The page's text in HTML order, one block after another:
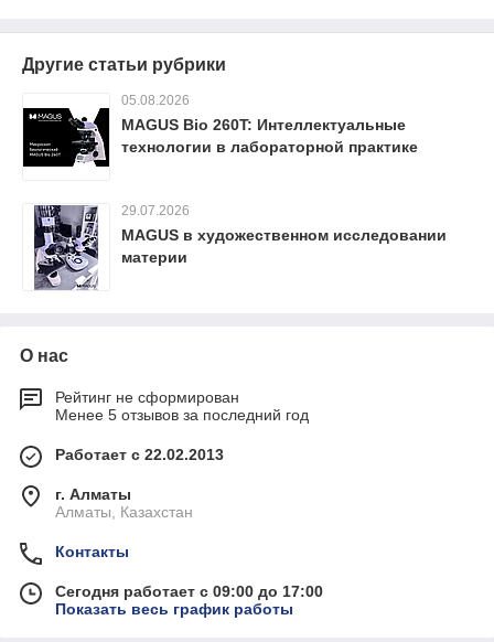
Другие статьи рубрики
05.08.2026
MAGUS Bio 260T: Интеллектуальные
технологии в лабораторной практике
29.07.2026
MAGUS в художественном исследовании
материи
О нас
Рейтинг не сформирован
Менее 5 отзывов за последний год
Работает с 22.02.2013
г. Алматы
Алматы, Казахстан
Контакты
Сегодня работает с 09:00 до 17:00
Показать весь график работы